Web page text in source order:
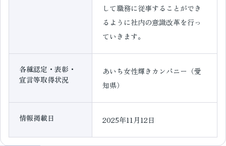
して職務に従事することができ
るように社内の意識改革を行っ
ていきます。
各種認定・表彰・
宣言等取得状況
あいち女性輝きカンパニー（愛
知県）
情報掲載日 2025年11月12日